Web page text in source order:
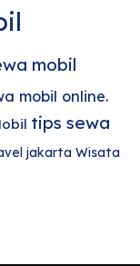
mobil
mobil online.
tips sewa
jakarta Wisata